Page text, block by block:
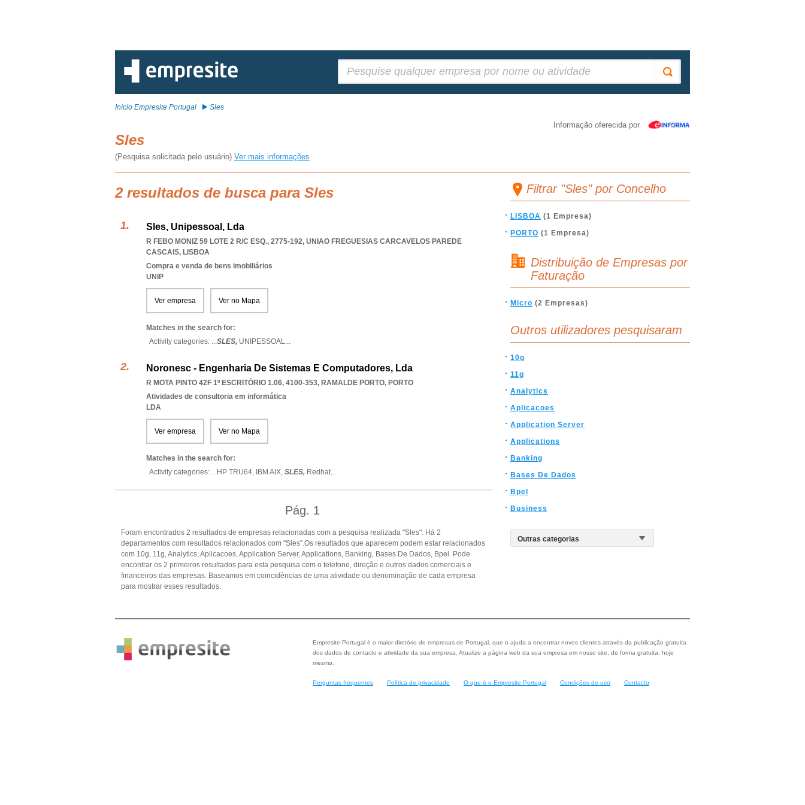
Início Empresite Portugal Sles
Informação oferecida por
Sles
(Pesquisa solicitada pelo usuário) Ver mais informações
2 resultados de busca para Sles
Sles, Unipessoal, Lda
R FEBO MONIZ 59 LOTE 2 R/C ESQ., 2775-192, UNIAO FREGUESIAS CARCAVELOS PAREDE
CASCAIS, LISBOA
Compra e venda de bens imobiliários
UNIP
Ver empresa Ver no Mapa
Matches in the search for:
Activity categories: ...SLES, UNIPESSOAL...
Noronesc - Engenharia De Sistemas E Computadores, Lda
R MOTA PINTO 42F 1º ESCRITÓRIO 1.06, 4100-353, RAMALDE PORTO, PORTO
Atividades de consultoria em informática
LDA
Ver empresa Ver no Mapa
Matches in the search for:
Activity categories: ...HP TRU64, IBM AIX, SLES, Redhat...
Pág. 1
Foram encontrados 2 resultados de empresas relacionadas com a pesquisa realizada "Sles". Há 2
departamentos com resultados relacionados com "Sles".Os resultados que aparecem podem estar relacionados
com 10g, 11g, Analytics, Aplicacoes, Application Server, Applications, Banking, Bases De Dados, Bpel. Pode
encontrar os 2 primeiros resultados para esta pesquisa com o telefone, direção e outros dados comerciais e
financeiros das empresas. Baseamos em coincidências de uma atividade ou denominação de cada empresa
para mostrar esses resultados.
Filtrar "Sles" por Concelho
LISBOA (1 Empresa)
PORTO (1 Empresa)
Distribuição de Empresas por
Faturação
Micro (2 Empresas)
Outros utilizadores pesquisaram
10g
11g
Analytics
Aplicacoes
Application Server
Applications
Banking
Bases De Dados
Bpel
Business
Empresite Portugal é o maior diretório de empresas de Portugal, que o ajuda a encontrar novos clientes através da publicação gratuita
dos dados de contacto e atividade da sua empresa. Atualize a página web da sua empresa em nosso site, de forma gratuita, hoje
mesmo.
Perguntas frequentes Política de privacidade O que é o Empresite Portugal Condições de uso Contacto